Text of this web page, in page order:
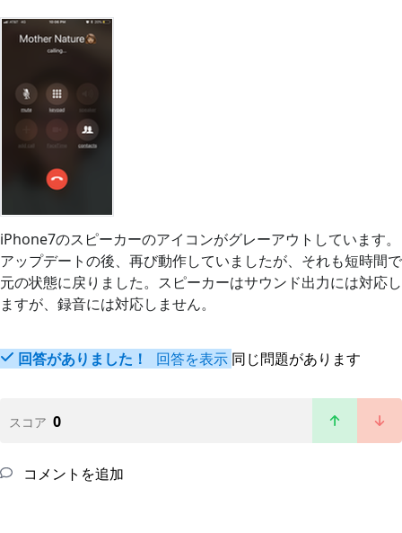
iPhone7のスピーカーのアイコンがグレーアウトしています。
アップデートの後、再び動作していましたが、それも短時間で
元の状態に戻りました。スピーカーはサウンド出力には対応し
ますが、録音には対応しません。
回答がありました！ 回答を表示 同じ問題があります
スコア 0
コメントを追加